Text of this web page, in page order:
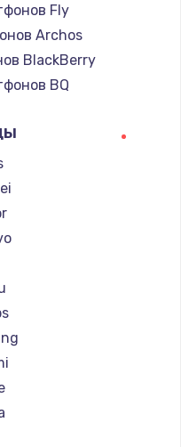
Fly
Archos
BlackBerry
BQ
Digma
Ginzzu
Highscreen
Irbis
Kyocera
LeEco
OnePlus
teXet
Motorola
Prestigio
Vertex
Microsoft
Sharp